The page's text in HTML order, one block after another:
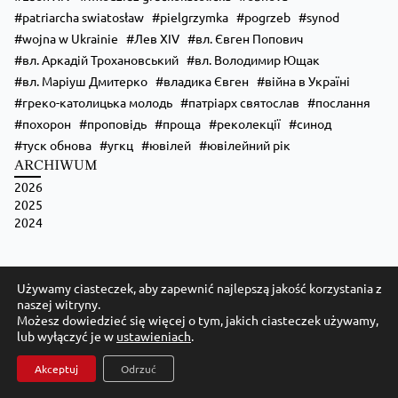
patriarcha swiatosław
pielgrzymka pogrzeb
synod
wojna w Ukrainie
Лев XIV
вл. Євген Попович
вл. Аркадій Трохановський
вл. Володимир Ющак
вл. Маріуш Дмитерко
владика Євген
війна в Україні
греко-католицька молодь
патріарх святослав
послання
похорон
проповідь проща реколекції
синод
туск обнова
угкц ювілей ювілейний рік
ARCHIWUM
2026
2025
2024
Kościół Greckokatolicki w Polsce
Archidiecezja Przemysko-Warszawska
Używamy ciasteczek, aby zapewnić najlepszą jakość korzystania z
naszej witryny.
Możesz dowiedzieć się więcej o tym, jakich ciasteczek używamy,
lub wyłączyć je w ustawieniach.
Akceptuj Odrzuć